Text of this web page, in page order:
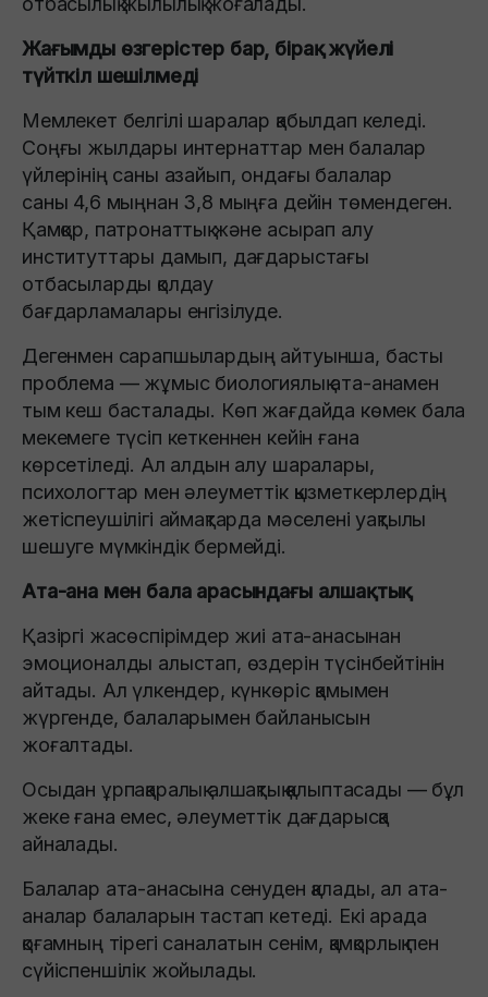
Жағымды өзгерістер бар, бірақ жүйелі
түйткіл шешілмеді
Мемлекет белгілі шаралар қабылдап келеді.
Соңғы жылдары интернаттар мен балалар
үйлерінің саны азайып, ондағы балалар
саны 4,6 мыңнан 3,8 мыңға дейін төмендеген.
Қамқор, патронаттық және асырап алу
институттары дамып, дағдарыстағы
отбасыларды қолдау
бағдарламалары енгізілуде.
Дегенмен сарапшылардың айтуынша, басты
проблема — жұмыс биологиялық ата-анамен
тым кеш басталады. Көп жағдайда көмек бала
мекемеге түсіп кеткеннен кейін ғана
көрсетіледі. Ал алдын алу шаралары,
психологтар мен әлеуметтік қызметкерлердің
жетіспеушілігі аймақтарда мәселені уақтылы
шешуге мүмкіндік бермейді.
Ата-ана мен бала арасындағы алшақтық
Қазіргі жасөспірімдер жиі ата-анасынан
эмоционалды алыстап, өздерін түсінбейтінін
айтады. Ал үлкендер, күнкөріс қамымен
жүргенде, балаларымен байланысын
жоғалтады.
Осыдан ұрпақаралық алшақтық қалыптасады — бұл
жеке ғана емес, әлеуметтік дағдарысқа
айналады.
Балалар ата-анасына сенуден қалады, ал ата-
аналар балаларын тастап кетеді. Екі арада
қоғамның тірегі саналатын сенім, қамқорлық пен
сүйіспеншілік жойылады.